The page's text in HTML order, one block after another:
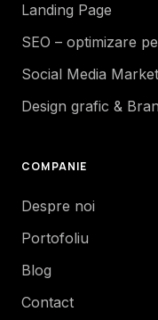
Landing Page
SEO – optimizare
Social Media
Design grafic &
COMPANIE
Despre noi
Portofoliu
Blog
Contact